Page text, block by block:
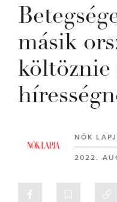
másik
költöznie
NŐK
2022.